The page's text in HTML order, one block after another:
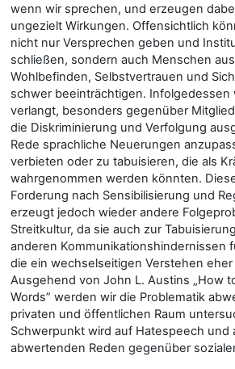
wenn wir sprechen, und erzeugen
ungezielt Wirkungen. Offensichtlich
nicht nur Versprechen geben und
schließen, sondern auch Menschen
Wohlbefinden, Selbstvertrauen und
schwer beeinträchtigen.
verlangt, besonders gegenüber
die Diskriminierung und Verfolgung
Rede sprachliche Neuerungen
verbieten oder zu tabuisieren, die als
wahrgenommen werden könnten.
Forderung nach Sensibilisierung und
erzeugt jedoch wieder andere
Streitkultur, da sie auch zur
anderen Kommunikationshindernissen
die ein wechselseitigen Verstehen
Ausgehend von John L. Austins „How
Words” werden wir die Problematik
privaten und öffentlichen Raum
Schwerpunkt wird auf Hatespeech und
abwertenden Reden gegenüber